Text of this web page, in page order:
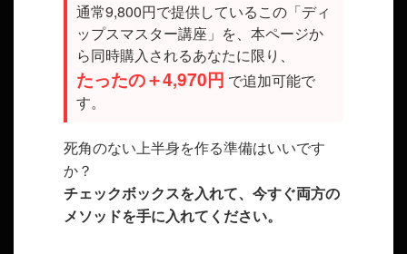
通常9,800円で提供しているこの「ディ
ップスマスター講座」を、本ページか
ら同時購入されるあなたに限り、
たったの＋4,970円 で追加可能で
す。
死角のない上半身を作る準備はいいです
か？
チェックボックスを入れて、今すぐ両方の
メソッドを手に入れてください。